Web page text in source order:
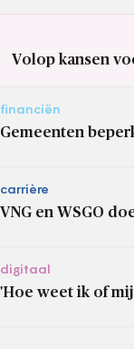
Volop kansen
financiën
Gemeenten
carrière
VNG en WSGO
digitaal
'Hoe weet ik of